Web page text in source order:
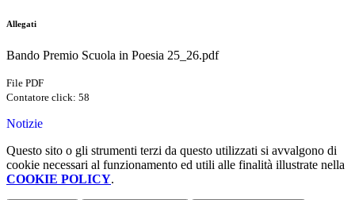
Allegati
Bando Premio Scuola in Poesia 25_26.pdf
File PDF
Contatore click: 58
Notizie
Questo sito o gli strumenti terzi da questo utilizzati si avvalgono di
cookie necessari al funzionamento ed utili alle finalità illustrate nella
COOKIE POLICY.